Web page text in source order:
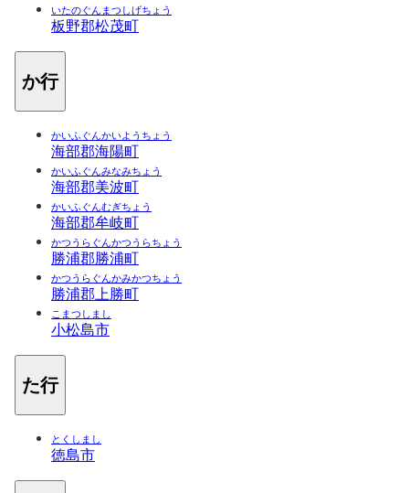
いたのぐんまつしげちょう
板野郡松茂町
か行
かいふぐんかいようちょう
海部郡海陽町
かいふぐんみなみちょう
海部郡美波町
かいふぐんむぎちょう
海部郡牟岐町
かつうらぐんかつうらちょう
勝浦郡勝浦町
かつうらぐんかみかつちょう
勝浦郡上勝町
こまつしまし
小松島市
た行
とくしまし
徳島市